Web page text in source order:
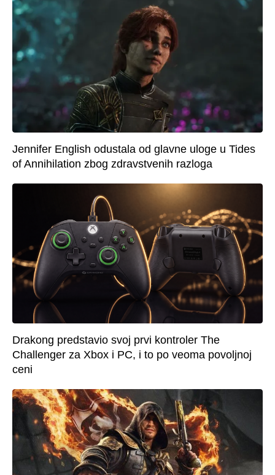
Jennifer English odustala od glavne uloge u Tides
of Annihilation zbog zdravstvenih razloga
Drakong predstavio svoj prvi kontroler The
Challenger za Xbox i PC, i to po veoma povoljnoj
ceni